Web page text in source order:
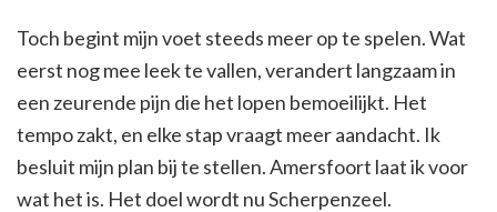
Toch begint mijn voet steeds meer op te spelen. Wat
eerst nog mee leek te vallen, verandert langzaam in
een zeurende pijn die het lopen bemoeilijkt. Het
tempo zakt, en elke stap vraagt meer aandacht. Ik
besluit mijn plan bij te stellen. Amersfoort laat ik voor
wat het is. Het doel wordt nu Scherpenzeel.